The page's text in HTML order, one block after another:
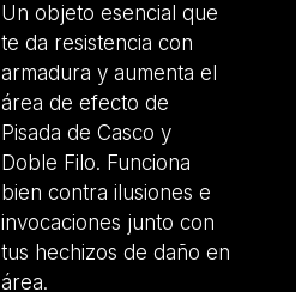
Un objeto esencial que
te da resistencia con
armadura y aumenta el
área de efecto de
Pisada de Casco y
Doble Filo. Funciona
bien contra ilusiones e
invocaciones junto con
tus hechizos de daño en
área.